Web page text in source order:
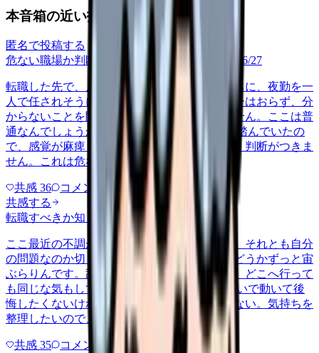
本音箱の近い投稿
匿名で投稿する
危ない職場か判断してほしい
career-growth 2026/6/27
転職した先で、入職して二ヶ月も経たないうちに、夜勤を一
人で任されそうになっています。プリセプターはおらず、分
からないことを聞ける相手も日によっていません。ここは普
通なんでしょうか。 前の職場はもっと段階を踏んでいたの
で、感覚が麻痺しているのか自分が甘いのか、判断がつきま
せん。これは危ない環境なのか…
共感 36 コメント
共感する
転職すべきか知りたいother2026/6/26
ここ最近の不調が、職場の環境のせいなのか、それとも自分
の問題なのか切り分けられず、転職すべきかどうかずっと宙
ぶらりんです。辞めれば楽になる気もするし、どこへ行って
も同じな気もして、決め手がありません。 勢いで動いて後
悔したくないけれど、このまま留まる根拠もない。気持ちを
整理したいので、判断材料の集…
共感 35 コメント 2